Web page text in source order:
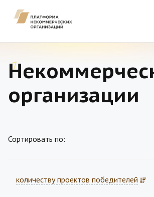
организации
Сортировать по:
количеству проектов победителей